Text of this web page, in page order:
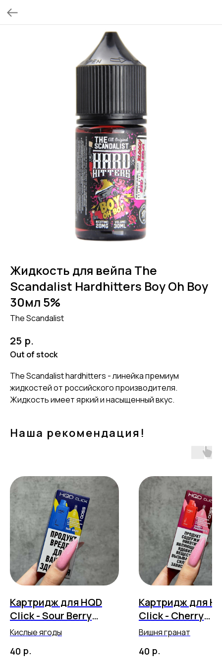
Жидкость для вейпа The
Scandalist Hardhitters Boy Oh Boy
30мл 5%
The Scandalist
25 р.
Out of stock
The Scandalist hardhitters - линейка премиум
жидкостей от российского производителя.
Жидкость имеет яркий и насыщенный вкус.
Наша рекомендация!
Картридж для HQD
Click - Sour Berry
(5500 затяжек)
Кислые ягоды
40 р.
Картридж для
Click - Cherry
Pomegranate
Вишня гранат
40 р.